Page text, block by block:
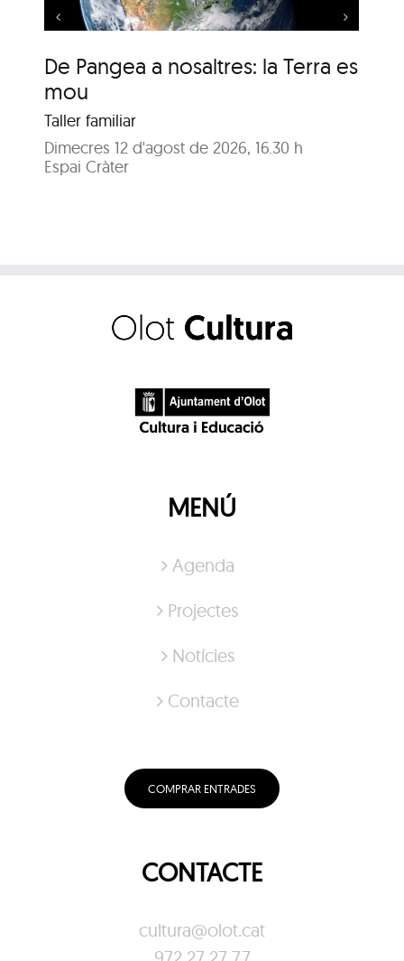
De Pangea a nosaltres: la Terra es
mou
Taller familiar
Dimecres 12 d'agost de 2026, 16.30 h
Espai Cràter
MENÚ
Agenda
Projectes
Notícies
Contacte
COMPRAR ENTRADES
CONTACTE
cultura@olot.cat